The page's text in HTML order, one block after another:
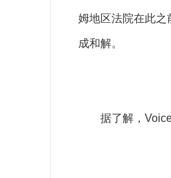
姆地区法院在此之
成和解。
据了解，